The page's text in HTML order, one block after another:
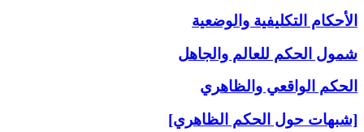
الأحكام التكليفية والوضعية
شمول الحكم للعالم والجاهل
الحكم الواقعي والظاهري
[شبهات حول الحكم الظاهري]